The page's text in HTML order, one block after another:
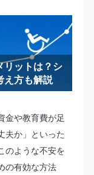
リットは？シ
え方も解説
金や教育費が足
夫か」といった
のような不安を
の有効な方法